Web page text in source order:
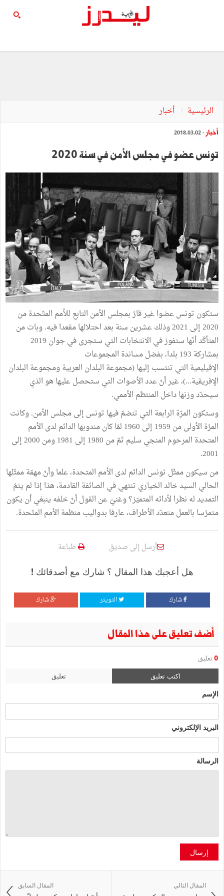
الرئيسية أخبار
أخبار - 2018.03.02
تونس عضو في مجلس الأمن في سنة 2020
ستكون تونس عضوا غير قارّ بمجلس الأمن التابع للأمم المتّحدة من
2020 إلى 2021 وذلك عشرين سنة بعد احتلالها مقعدا فيه. وبات من
المتأكّد أنّها ستفوز في الانتخابات التي ستجرى في جوان 2019
بمشاركة 193 بلدا، بفضل مساندة المجموعات
الإقيليمية التي تنتسب إليها (مجموعة البلدان العربية ومجموعة البلدان
الإفريقية...)، غير أنّ عدد الأصوات التي ستحصل عليها هو الذي
سيحدّد وزنها داخل المنتظم الأممي.
وستكون المرّة الرابعة التي تنضمّ فيها تونس إلى مجلس الأمن. وكانت
المرّة الأولى من 1959 إلى 1960 لمّا كان مندوبها الدائم لدى الأمم
المتحدة المرحوم المنجي سليم ثمّ من 1980 إلى 1981 ومن 2000 إلى
2001.
من سيكون ممثّل تونس الدائم لدى الأمم المتحدة، علما وأنّ مهمّة ممثّلها
الحالي السيد خالد الخياري تنتهي في الصائفة القادمة، هذا إذا لم يتمّ
التمديد له نظرا لأدائه المتميّز؟ وغنيّ عن القول أنّ خلفه ينبغي أن يكون
متمرّسا بالعمل متعدّد الأطراف، عارفا بدواليب منظمة الأمم المتّحدة.
أرسل إلى صديق طباعة
هل أعجبك هذا المقال ؟ شارك مع أصدقائك !
شارك التويتر شارك
أضف تعليق على هذا المقال
0 تعليق
اكتب تعليق تعليق
الإسم
البريد الإلكتروني
الرسالة
إرسال
المقال السابق المقال التالي